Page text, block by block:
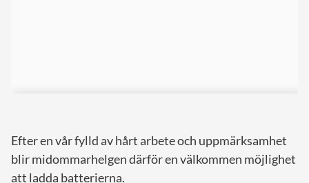
Efter en vår fylld av hårt arbete och uppmärksamhet
blir midommarhelgen därför en välkommen möjlighet
att ladda batterierna.